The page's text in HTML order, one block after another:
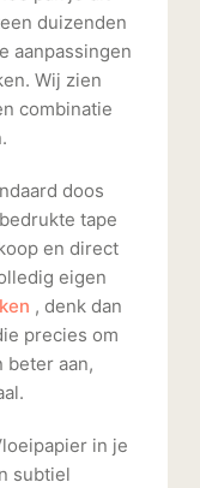
duizenden
aanpassingen
Wij zien
combinatie
doos
tape
en direct
eigen
, denk dan
precies om
beter aan,
in je
subtiel